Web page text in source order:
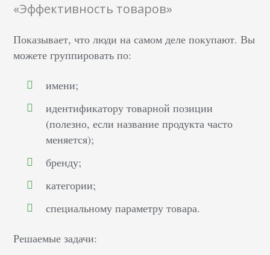
«Эффективность товаров»
Показывает, что люди на самом деле покупают. Вы
можете группировать по:
имени;
идентификатору товарной позиции
(полезно, если название продукта часто
меняется);
бренду;
категории;
специальному параметру товара.
Решаемые задачи: